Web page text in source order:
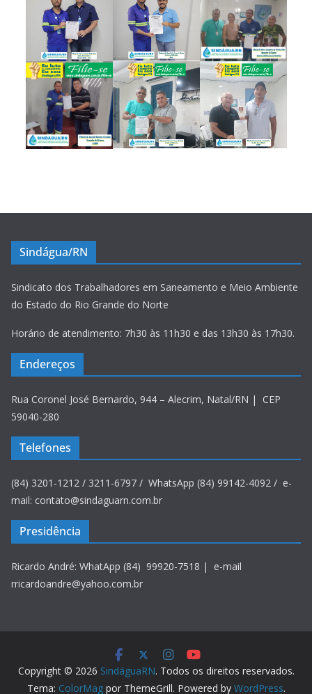
Sindágua/RN
Sindicato dos Trabalhadores em Saneamento e Meio Ambiente
do Estado do Rio Grande do Norte
Horário de atendimento: 7h30 às 11h30 e das 13h30 às 17h30.
Endereços
Rua Coronel José Bernardo, 944 – Alecrim, Natal/RN | CEP
59040-280
Telefones
(84) 3201-1212 / 3211-6797 / WhatsApp (84) 99142-4092 / e-
mail: contato@sindaguarn.com.br
Presidência
Ricardo André: WhatApp (84) 99920-7518 | e-mail
rricardoandre@yahoo.com.br
Copyright © 2026 SindáguaRN. Todos os direitos reservados.
Tema: ColorMagpor ThemeGrill. Powered by WordPress.